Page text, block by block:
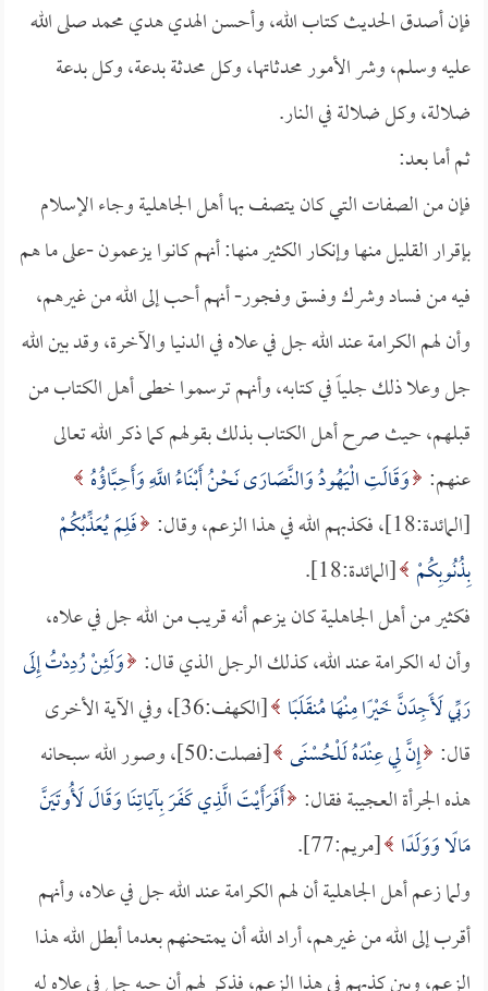
فإن أصدق الحديث كتاب الله، وأحسن الهدي هدي محمد صلى الله
عليه وسلم، وشر الأمور محدثاتها، وكل محدثة بدعة، وكل بدعة
ضلالة، وكل ضلالة في النار.
ثم أما بعد:
فإن من الصفات التي كان يتصف بها أهل الجاهلية وجاء الإسلام
بإقرار القليل منها وإنكار الكثير منها: أنهم كانوا يزعمون -على ما هم
فيه من فساد وشرك وفسق وفجور- أنهم أحب إلى الله من غيرهم،
وأن لهم الكرامة عند الله جل في علاه في الدنيا والآخرة، وقد بين الله
جل وعلا ذلك جلياً في كتابه، وأنهم ترسموا خطى أهل الكتاب من
قبلهم، حيث صرح أهل الكتاب بذلك بقولهم كما ذكر الله تعالى
عنهم: وَقَالَتِ الْيَهُودُ وَالنَّصَارَى نَحْنُ أَبْنَاءُ اللَّهِ وَأَحِبَّاؤُهُ
[المائدة:18]، فكذبهم الله في هذا الزعم، وقال:
فَلِمَ يُعَذِّبُكُمْ
بِذُنُوبِكُمْ [المائدة:18].
فكثير من أهل الجاهلية كان يزعم أنه قريب من الله جل في علاه،
وأن له الكرامة عند الله، كذلك الرجل الذي قال: وَلَئِنْ رُدِدْتُ إِلَى
رَبِّي لَأَجِدَنَّ خَيْرًا مِنْهَا مُنقَلَبًا
[الكهف:36]، وفي الآية الأخرى
قال: إِنَّ لِي عِنْدَهُ لَلْحُسْنَى
[فصلت:50]، وصور الله سبحانه
هذه الجرأة العجيبة فقال: أَفَرَأَيْتَ الَّذِي كَفَرَ بِآيَاتِنَا وَقَالَ لَأُوتَيَنَّ
مَالًا وَوَلَدًا [مريم:77].
ولما زعم أهل الجاهلية أن لهم الكرامة عند الله جل في علاه، وأنهم
أقرب إلى الله من غيرهم، أراد الله أن يمتحنهم بعدما أبطل الله هذا